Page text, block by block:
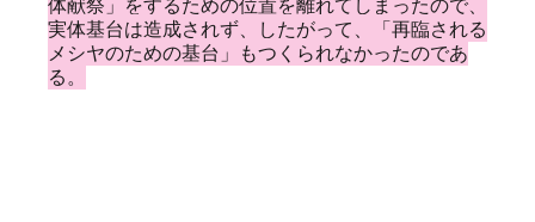
実体基台は造成されず、したがって、「再臨される
メシヤのための基台」もつくられなかったのであ
る。